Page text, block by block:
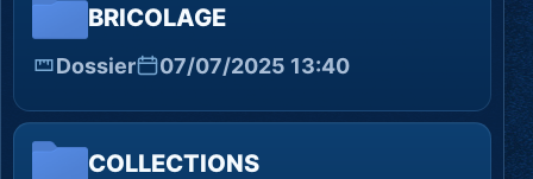
BRICOLAGE
Dossier 07/07/2025 13:40
COLLECTIONS